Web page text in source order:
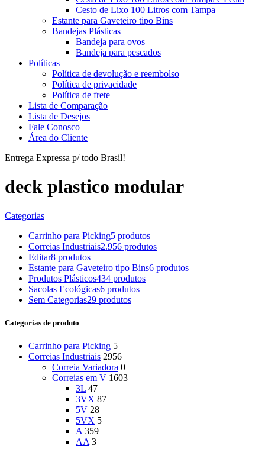
Cesto de Lixo 100 Litros com Tampa
Estante para Gaveteiro tipo Bins
Bandejas Plásticas
Bandeja para ovos
Bandeja para pescados
Políticas
Política de devolução e reembolso
Política de privacidade
Política de frete
Lista de Comparação
Lista de Desejos
Fale Conosco
Área do Cliente
Entrega Expressa p/ todo Brasil!
deck plastico modular
Categorias
Carrinho para Picking5 produtos
Correias Industriais2.956 produtos
Editar8 produtos
Estante para Gaveteiro tipo Bins6 produtos
Produtos Plásticos434 produtos
Sacolas Ecológicas6 produtos
Sem Categorias29 produtos
Categorias de produto
Carrinho para Picking 5
Correias Industriais 2956
Correia Variadora 0
Correias em V 1603
3L 47
3VX 87
5V 28
5VX 5
A 359
AA 3